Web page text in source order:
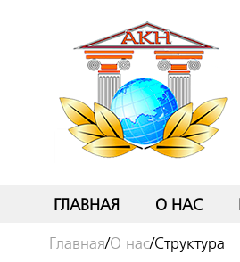
ГЛАВНАЯ О НАС
Главная/О нас/Структура